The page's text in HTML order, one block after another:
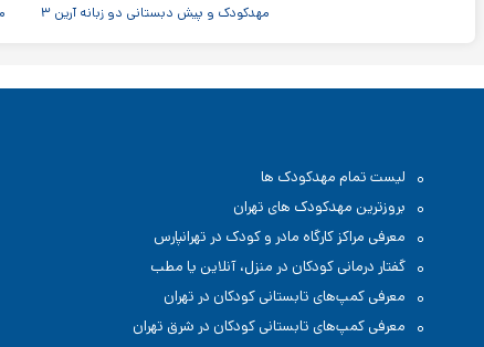
مهدکودک و پیش دبستانی دو زبانه آرین ۳
لیست تمام مهدکودک ها
بروزترین مهدکودک های تهران
معرفی مراکز کارگاه مادر و کودک در تهرانپارس
گفتار درمانی کودکان در منزل، آنلاین یا مطب
معرفی کمپ‌های تابستانی کودکان در تهران
معرفی کمپ‌های تابستانی کودکان در شرق تهران